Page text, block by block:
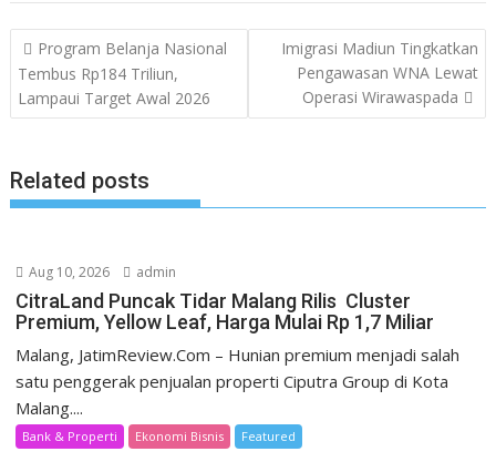
Post
navigation
Program Belanja Nasional
Tembus Rp184 Triliun,
Lampaui Target Awal 2026
Imigrasi Madiun Tingkatkan
Pengawasan WNA Lewat
Operasi Wirawaspada
Related posts
Aug 10, 2026 admin
CitraLand Puncak Tidar Malang Rilis Cluster
Premium, Yellow Leaf, Harga Mulai Rp 1,7 Miliar
Malang, JatimReview.Com – Hunian premium menjadi salah
satu penggerak penjualan properti Ciputra Group di Kota
Malang....
Bank & Properti Ekonomi Bisnis Featured